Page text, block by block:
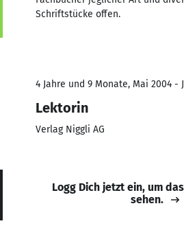
Schriftstücke offen.
4 Jahre und 9 Monate, Mai 2004 -
Lektorin
Verlag Niggli AG
Logg Dich jetzt ein, um
sehen.